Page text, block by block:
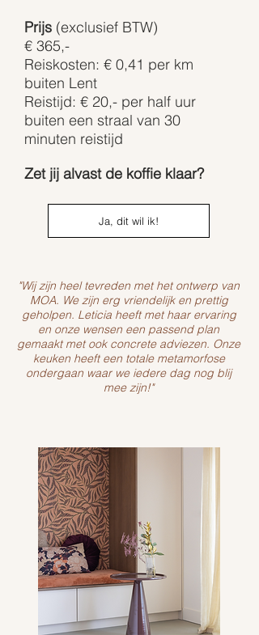
Prijs (exclusief BTW)
€ 365,-
Reiskosten: € 0,41 per km
buiten Lent
Reistijd: € 20,- per half uur
buiten een straal van 30
minuten reistijd
Zet jij alvast de koffie klaar?
Ja, dit wil ik!
"Wij zijn heel tevreden met het ontwerp van
MOA. We zijn erg vriendelijk en prettig
geholpen. Leticia heeft met haar ervaring
en onze wensen een passend plan
gemaakt met ook concrete adviezen. Onze
keuken heeft een totale metamorfose
ondergaan waar we iedere dag nog blij
mee zijn!"